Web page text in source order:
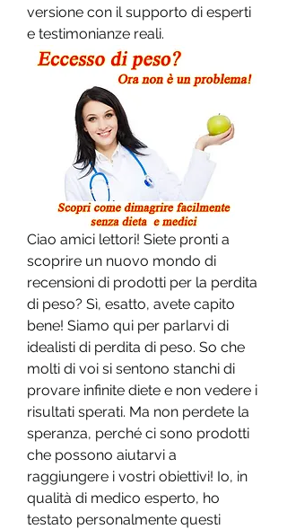
versione con il supporto di esperti
e testimonianze reali.
Ciao amici lettori! Siete pronti a
scoprire un nuovo mondo di
recensioni di prodotti per la perdita
di peso? Sì, esatto, avete capito
bene! Siamo qui per parlarvi di
idealisti di perdita di peso. So che
molti di voi si sentono stanchi di
provare infinite diete e non vedere i
risultati sperati. Ma non perdete la
speranza, perché ci sono prodotti
che possono aiutarvi a
raggiungere i vostri obiettivi! Io, in
qualità di medico esperto, ho
testato personalmente questi